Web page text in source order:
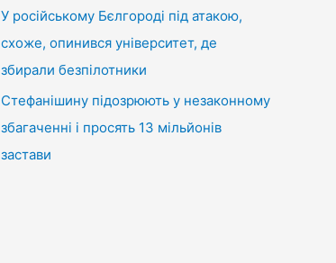
У російському Бєлгороді під атакою,
схоже, опинився університет, де
збирали безпілотники
Стефанішину підозрюють у незаконному
збагаченні і просять 13 мільйонів
застави